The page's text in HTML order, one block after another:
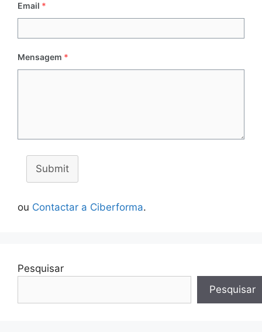
Email *
Mensagem *
Submit
ou Contactar a Ciberforma.
Pesquisar
Pesquisar